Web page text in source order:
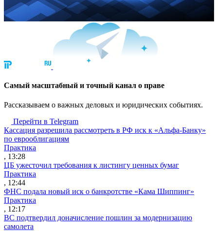
Cамый масштабный и точный канал о праве
Рассказываем о важных деловых и юридических событиях.
Перейти в Telegram
Кассация разрешила рассмотреть в РФ иск к «Альфа-Банку»
по еврооблигациям
Практика
, 13:28
ЦБ ужесточил требования к листингу ценных бумаг
Практика
, 12:44
ФНС подала новый иск о банкротстве «Кама Шиппинг»
Практика
, 12:17
ВС подтвердил доначисление пошлин за модернизацию
самолета